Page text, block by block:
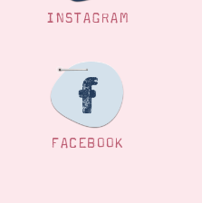
INSTAGRAM
FACEBOOK